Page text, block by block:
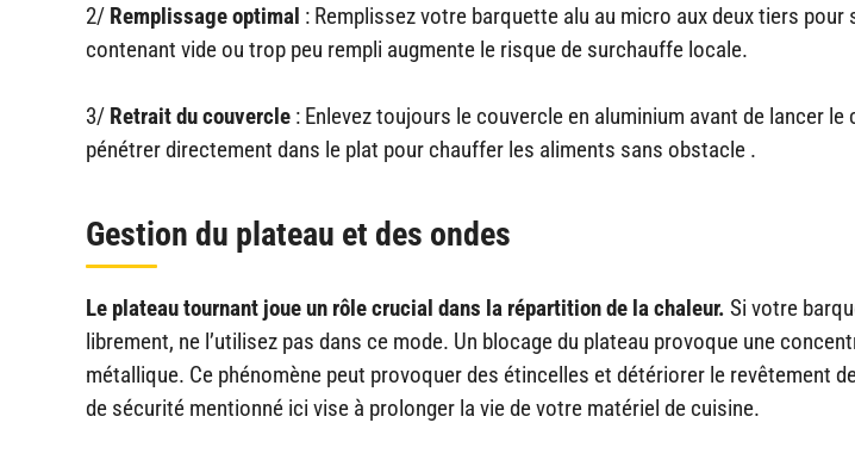
2/ Remplissage optimal : Remplissez votre barquette alu au micro aux deux tiers
contenant vide ou trop peu rempli augmente le risque de surchauffe locale.
3/ Retrait du couvercle : Enlevez toujours le couvercle en aluminium avant de lancer
pénétrer directement dans le plat pour chauffer les aliments sans obstacle .
Gestion du plateau et des ondes
Le plateau tournant joue un rôle crucial dans la répartition de la chaleur. Si votre
librement, ne l’utilisez pas dans ce mode. Un blocage du plateau provoque une
métallique. Ce phénomène peut provoquer des étincelles et détériorer le revêtement
de sécurité mentionné ici vise à prolonger la vie de votre matériel de cuisine.